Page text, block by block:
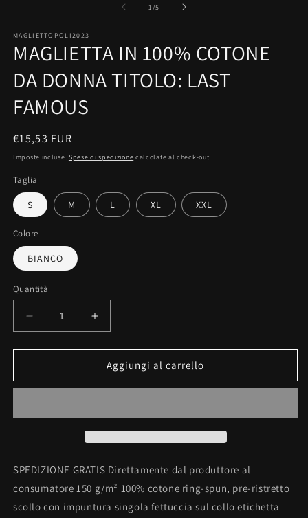
finestra
modale
1/su
5
MAGLIETTOPOLI2023
MAGLIETTA IN 100% COTONE
DA DONNA TITOLO: LAST
FAMOUS
Prezzo
di
€15,53 EUR
Imposte incluse. Spese di spedizione calcolate al check-out.
Taglia
S M L XL XXL
Colore
BIANCO
Quantità
Diminuisci
quantità
per
IN
DA
LAST
Aumenta
quantità
per
MAGLIETTA
IN
DA
LAST
FAMOUS
Aggiungi al carrello
SPEDIZIONE GRATIS Direttamente dal produttore al
consumatore 150 g/m² 100% cotone ring-spun, pre-ristretto
scollo con impuntura singola fettuccia sul collo etichetta